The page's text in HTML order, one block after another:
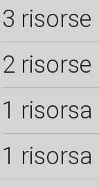
3 risorse
2 risorse
1 risorsa
1 risorsa